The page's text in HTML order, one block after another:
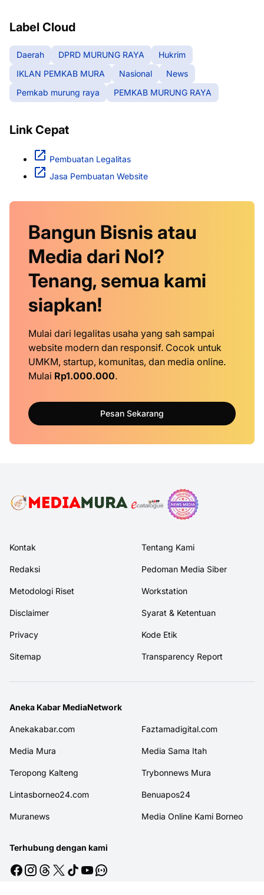
Label Cloud
Daerah DPRD MURUNG RAYA
Hukrim
IKLAN PEMKAB MURA
Nasional
News
Pemkab murung raya
PEMKAB MURUNG RAYA
Link Cepat
Pembuatan Legalitas
Jasa Pembuatan Website
Bangun Bisnis atau
Media dari Nol?
Tenang, semua kami
siapkan!
Mulai dari legalitas usaha yang sah sampai
website modern dan responsif. Cocok untuk
UMKM, startup, komunitas, dan media online.
Mulai Rp1.000.000.
Pesan Sekarang
Kontak Tentang Kami
Redaksi Pedoman Media Siber
Metodologi Riset Workstation
Disclaimer Syarat & Ketentuan
Privacy Kode Etik
Sitemap Transparency Report
Aneka Kabar MediaNetwork
Anekakabar.com Faztamadigital.com
Media Mura Media Sama Itah
Teropong Kalteng Trybonnews Mura
Lintasborneo24.com Benuapos24
Muranews Media Online Kami Borneo
Terhubung dengan kami